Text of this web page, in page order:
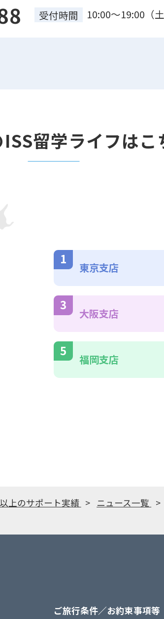
受付時間 10:00～19:00（
留学ライフはこ
東京支店
大阪支店
福岡支店
上のサポート実績
ニュース一覧
ご旅行条件／お約束事項等